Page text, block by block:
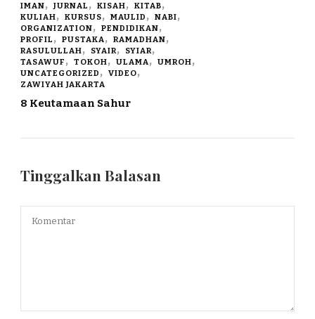
IMAN
JURNAL KISAH
KITAB
KULIAH
KURSUS MAULID
NABI
ORGANIZATION
PENDIDIKAN
PROFIL
PUSTAKA
RAMADHAN
RASULULLAH
SYAIR
SYIAR
TASAWUF
TOKOH ULAMA
UMROH
UNCATEGORIZED
VIDEO
ZAWIYAH JAKARTA
8 Keutamaan Sahur
Tinggalkan Balasan